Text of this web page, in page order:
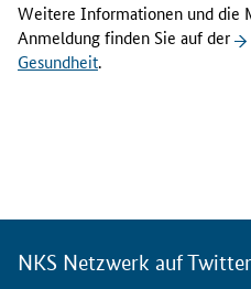
Weitere Informationen und die
Anmeldung finden Sie auf der
Gesundheit.
NKS Netzwerk auf